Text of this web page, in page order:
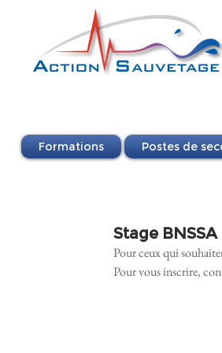
Formations Postes de
Stage
Pour ceux qui
Pour vous inscrire,